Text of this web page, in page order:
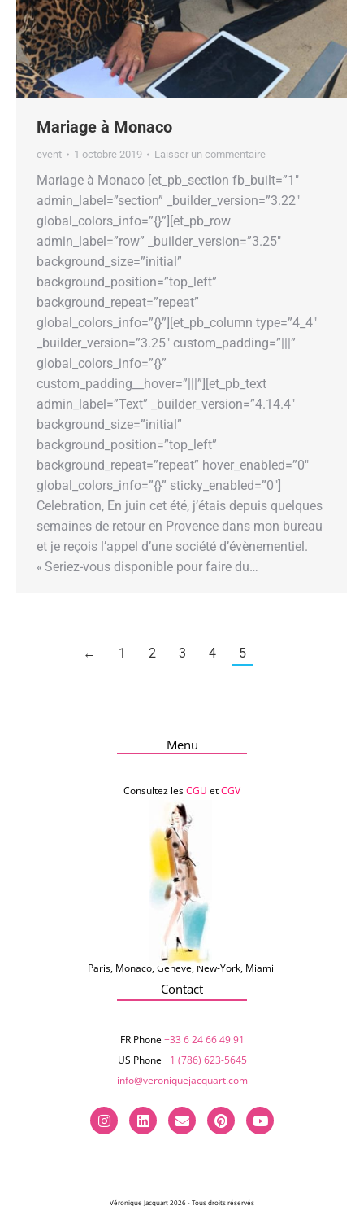
Mariage à Monaco
event 1 octobre 2019 Laisser un commentaire
Mariage à Monaco [et_pb_section fb_built=”1″
admin_label=”section” _builder_version=”3.22″
global_colors_info=”{}”][et_pb_row
admin_label=”row” _builder_version=”3.25″
background_size=”initial”
background_position=”top_left”
background_repeat=”repeat”
global_colors_info=”{}”][et_pb_column type=”4_4″
_builder_version=”3.25″ custom_padding=”|||”
global_colors_info=”{}”
custom_padding__hover=”|||”][et_pb_text
admin_label=”Text” _builder_version=”4.14.4″
background_size=”initial”
background_position=”top_left”
background_repeat=”repeat” hover_enabled=”0″
global_colors_info=”{}” sticky_enabled=”0″]
Celebration, En juin cet été, j’étais depuis quelques
semaines de retour en Provence dans mon bureau
et je reçois l’appel d’une société d’évènementiel.
« Seriez-vous disponible pour faire du…
← 1 2 3 4 5
Menu
Consultez lesCGU etCGV
Paris, Monaco, Genève, New-York, Miami
Contact
FR Phone+33 6 24 66 49 91
US Phone+1 (786) 623-5645‬
info@veroniquejacquart.com
Véronique Jacquart 2026 - Tous droits réservés